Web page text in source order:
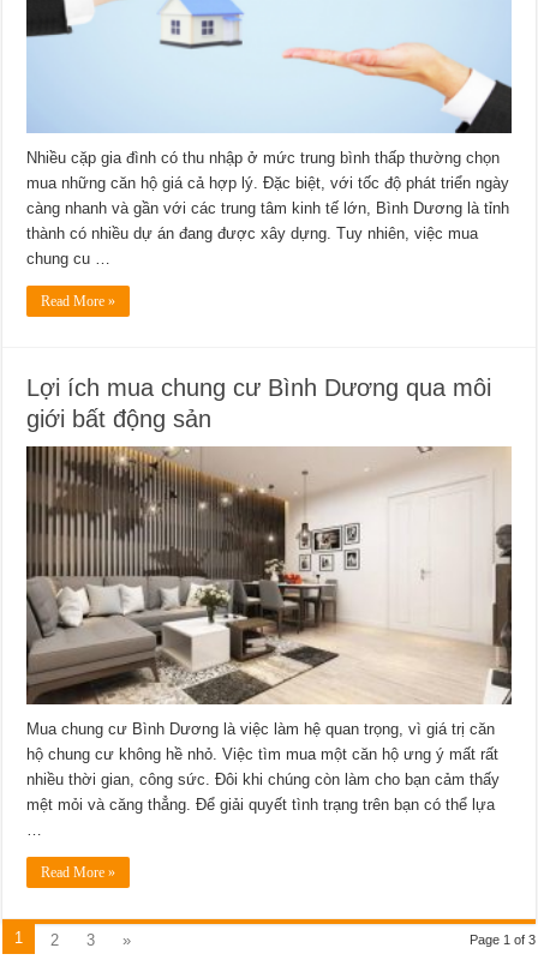
Nhiều cặp gia đình có thu nhập ở mức trung bình thấp thường chọn
mua những căn hộ giá cả hợp lý. Đặc biệt, với tốc độ phát triển ngày
càng nhanh và gần với các trung tâm kinh tế lớn, Bình Dương là tỉnh
thành có nhiều dự án đang được xây dựng. Tuy nhiên, việc mua
chung cu …
Read More »
Lợi ích mua chung cư Bình Dương qua môi
giới bất động sản
Mua chung cư Bình Dương là việc làm hệ quan trọng, vì giá trị căn
hộ chung cư không hề nhỏ. Việc tìm mua một căn hộ ưng ý mất rất
nhiều thời gian, công sức. Đôi khi chúng còn làm cho bạn cảm thấy
mệt mỏi và căng thẳng. Để giải quyết tình trạng trên bạn có thể lựa
Read More »
Page 1 of 3
1 2 3 »